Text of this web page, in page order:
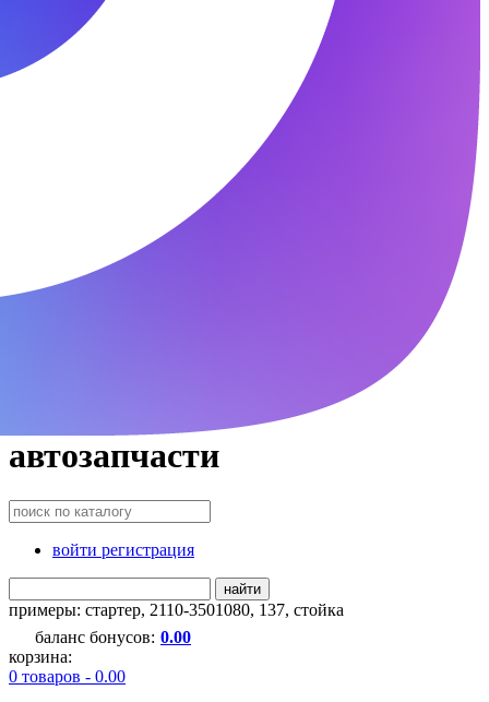
автозапчасти
войти регистрация
найти
примеры: стартер, 2110-3501080, 137, стойка
баланс бонусов: 0.00
корзина:
0 товаров - 0.00